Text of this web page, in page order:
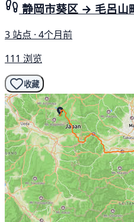
静岡市葵区 → 毛呂山
3 站点 · 4个月前
111 浏览
收藏